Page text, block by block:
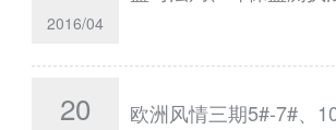
2016/04
20 欧洲风情三期5#-7#、